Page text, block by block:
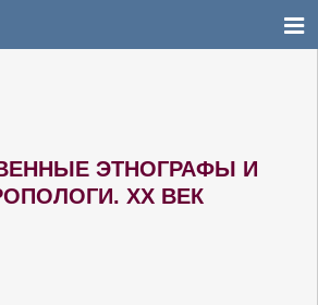
ЭТНОГРАФЫ И
XX ВЕК